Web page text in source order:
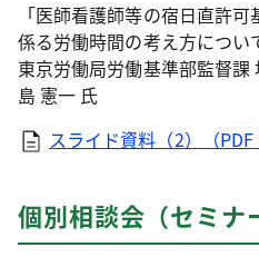
「医師看護師等の宿日直許
係る労働時間の考え方につい
東京労働局労働基準部監督
島 憲一 氏
スライド資料（2）（PDF
個別相談会（セミナ